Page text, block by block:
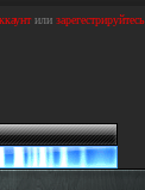
или зарегестрируйтесь